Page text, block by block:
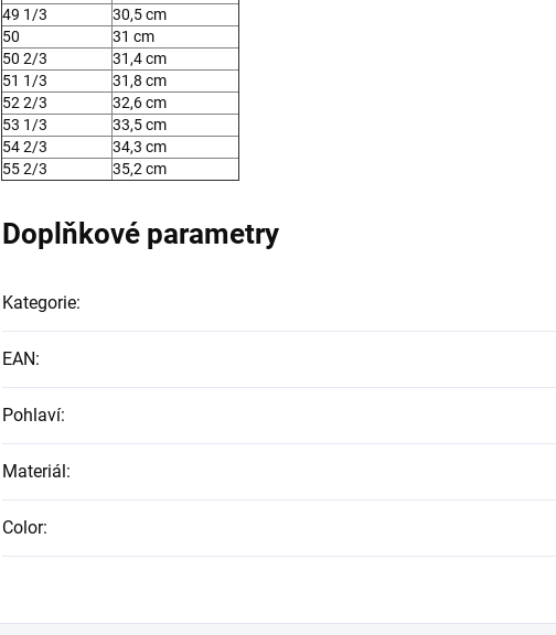
49 1/3
30,5 cm
50
31 cm
50 2/3
31,4 cm
51 1/3
31,8 cm
52 2/3
32,6 cm
53 1/3
33,5 cm
54 2/3
34,3 cm
55 2/3
35,2 cm
Doplňkové parametry
Kategorie:
EAN:
Pohlaví:
Materiál:
Color: